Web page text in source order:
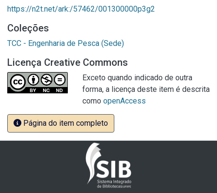
https://n2t.net/ark:/57462/001300000p3g2
Coleções
TCC - Engenharia de Pesca (Sede)
Licença Creative Commons
Exceto quando indicado de outra
forma, a licença deste item é descrita
como openAccess
Página do item completo